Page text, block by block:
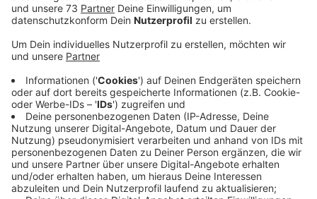
Veröffentlicht:Dienstag, 06.08.2024 15:23
Anzeige
Freude über Zuwachs in der
Unternehmensfamilie
Anzeige